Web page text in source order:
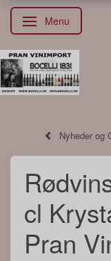
Skifte navigation
Menu
Nyheder og
cl
Pran